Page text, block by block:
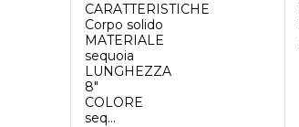
CARATTERISTICHE
Corpo solido
MATERIALE
sequoia
LUNGHEZZA
8"
COLORE
seq...